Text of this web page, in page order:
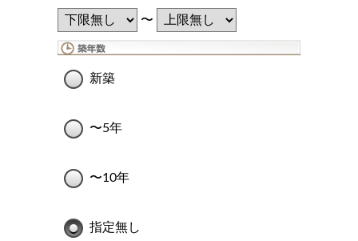
〜
新築
〜5年
〜10年
指定無し